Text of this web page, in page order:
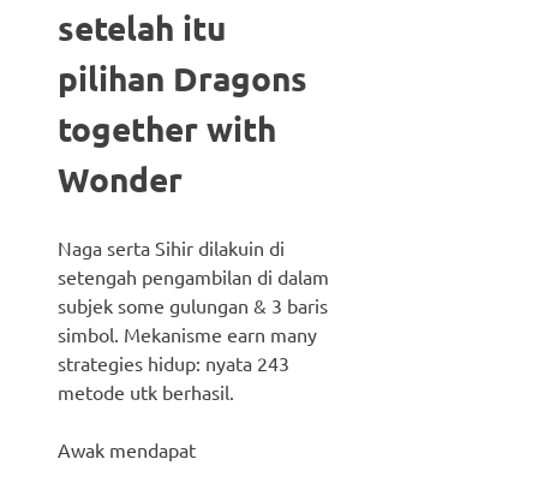
setelah itu
pilihan Dragons
together with
Wonder
Naga serta Sihir dilakuin di
setengah pengambilan di dalam
subjek some gulungan & 3 baris
simbol. Mekanisme earn many
strategies hidup: nyata 243
metode utk berhasil.
Awak mendapat